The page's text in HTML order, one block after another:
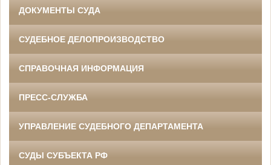
ДОКУМЕНТЫ СУДА
СУДЕБНОЕ ДЕЛОПРОИЗВОДСТВО
СПРАВОЧНАЯ ИНФОРМАЦИЯ
ПРЕСС-СЛУЖБА
УПРАВЛЕНИЕ СУДЕБНОГО ДЕПАРТАМЕНТА
СУДЫ СУБЪЕКТА РФ